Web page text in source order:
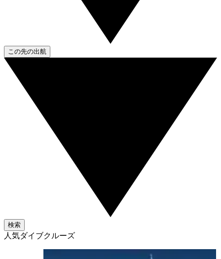
この先の出航
検索
人気ダイブクルーズ